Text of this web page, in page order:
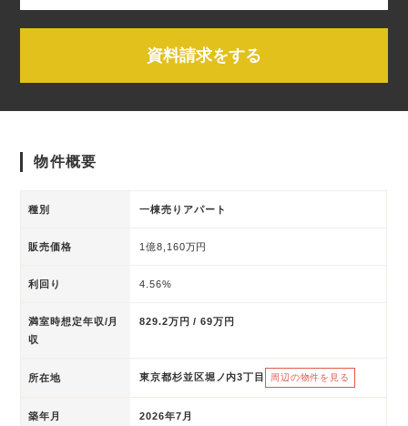
資料請求をする
物件概要
種別 一棟売りアパート
販売価格 1億8,160万円
利回り 4.56%
満室時想定年収/月
収
829.2万円 / 69万円
所在地 東京都杉並区堀ノ内3丁目 周辺の物件を見る
築年月 2026年7月